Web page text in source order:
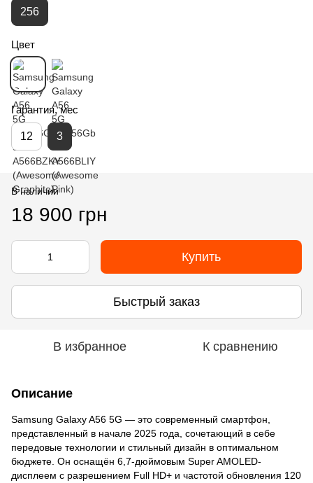
256
Цвет
Гарантия, мес
12 3
В наличии
18 900 грн
Купить
Быстрый заказ
В избранное К сравнению
Описание
Samsung Galaxy A56 5G — это современный смартфон,
представленный в начале 2025 года, сочетающий в себе
передовые технологии и стильный дизайн в оптимальном
бюджете. Он оснащён 6,7-дюймовым Super AMOLED-
дисплеем с разрешением Full HD+ и частотой обновления 120